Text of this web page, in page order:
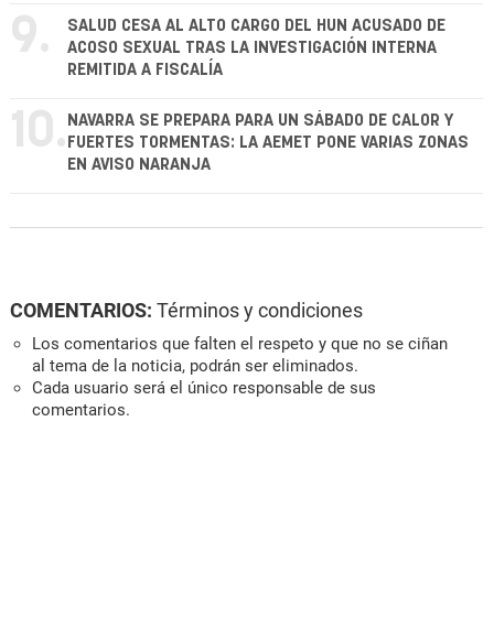
9.
SALUD CESA AL ALTO CARGO DEL HUN ACUSADO DE
ACOSO SEXUAL TRAS LA INVESTIGACIÓN INTERNA
REMITIDA A FISCALÍA
10. NAVARRA SE PREPARA PARA UN SÁBADO DE CALOR Y
FUERTES TORMENTAS: LA AEMET PONE VARIAS ZONAS
EN AVISO NARANJA
COMENTARIOS: Términos y condiciones
Los comentarios que falten el respeto y que no se ciñan
al tema de la noticia, podrán ser eliminados.
Cada usuario será el único responsable de sus
comentarios.